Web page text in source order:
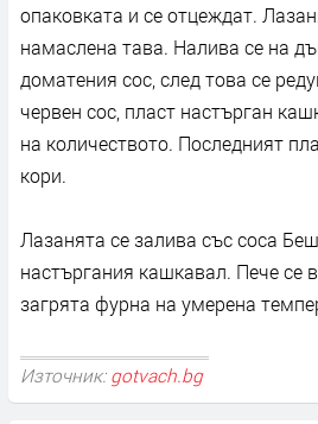
опаковката и се отцеждат.
намаслена тава. Налива се на
доматения сос, след това се
червен сос, пласт настърган
на количеството. Последният
кори.
Лазанята се залива със соса
настъргания кашкавал. Пече се
загрята фурна на умерена
Източник: gotvach.bg